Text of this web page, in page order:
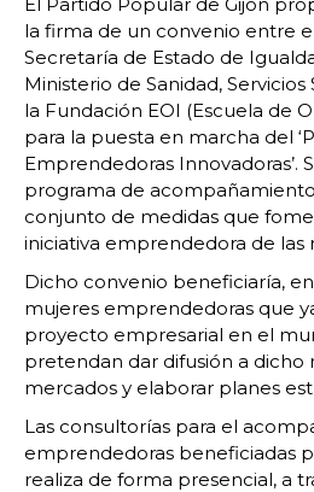
la firma de un convenio entre
Secretaría de Estado de
Ministerio de Sanidad,
la Fundación EOI (Escuela de
para la puesta en marcha del
Emprendedoras Innovadoras’.
programa de
conjunto de medidas que
iniciativa emprendedora de las
Dicho convenio beneficiaría,
mujeres emprendedoras que
proyecto empresarial en el
pretendan dar difusión a dicho
mercados y elaborar planes
Las consultorías para el
emprendedoras beneficiadas
realiza de forma presencial, a